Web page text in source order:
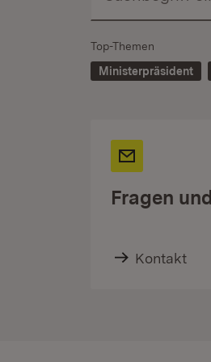
Top-Themen
Ministerpräsident
Fragen
Kontakt